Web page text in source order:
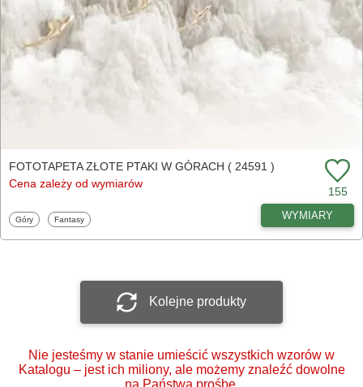
FOTOTAPETA ZŁOTE PTAKI W GÓRACH ( 24591 )
Cena zależy od wymiarów
155
Fototapety
Góry Fototapety
Fantasy WYMIARY
Kolejne produkty
Nie jesteśmy w stanie umieścić wszystkich wzorów w
Katalogu – jest ich miliony, ale możemy znaleźć dowolne
na Państwa prośbę.